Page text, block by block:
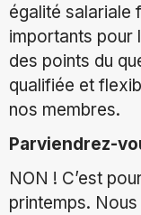
égalité salariale
importants pour
des points du
qualifiée et
nos membres.
Parviendrez-
NON ! C’est
printemps.